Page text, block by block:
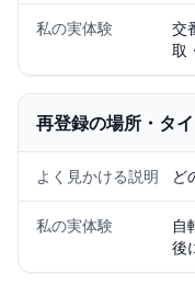
私の実体験
交
取
再登録の場所・タ
よく見かける説明 ど
私の実体験
自
後